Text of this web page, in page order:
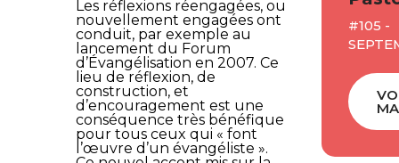
Les réflexions réengagées, ou
nouvellement engagées ont
conduit, par exemple au
lancement du Forum
d’Évangélisation en 2007. Ce
lieu de réflexion, de
construction, et
d’encouragement est une
conséquence très bénéfique
pour tous ceux qui « font
l’œuvre d’un évangéliste ».
#105 -